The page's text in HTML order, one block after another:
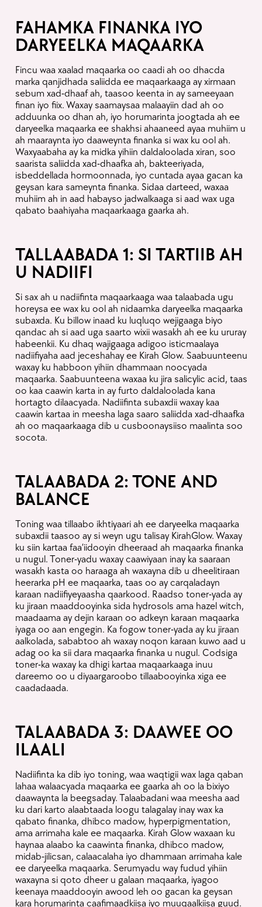
Home Skincare Products Hair Salon
Wholesale
FAHAMKA FINANKA IYO
DARYEELKA MAQAARKA
Fincu waa xaalad maqaarka oo caadi ah oo dhacda
marka qanjidhada saliidda ee maqaarkaaga ay xirmaan
sebum xad-dhaaf ah, taasoo keenta in ay sameeyaan
finan iyo fiix. Waxay saamaysaa malaayiin dad ah oo
adduunka oo dhan ah, iyo horumarinta joogtada ah ee
daryeelka maqaarka ee shakhsi ahaaneed ayaa muhiim u
ah maaraynta iyo daaweynta finanka si wax ku ool ah.
Waxyaabaha ay ka midka yihiin daldaloolada xiran, soo
saarista saliidda xad-dhaafka ah, bakteeriyada,
isbeddellada hormoonnada, iyo cuntada ayaa gacan ka
geysan kara sameynta finanka. Sidaa darteed, waxaa
muhiim ah in aad habayso jadwalkaaga si aad wax uga
qabato baahiyaha maqaarkaaga gaarka ah.
TALLAABADA 1: SI TARTIIB AH
U NADIIFI
Si sax ah u nadiifinta maqaarkaaga waa talaabada ugu
horeysa ee wax ku ool ah nidaamka daryeelka maqaarka
subaxda. Ku billow inaad ku luqluqo wejigaaga biyo
qandac ah si aad uga saarto wixii wasakh ah ee ku ururay
habeenkii. Ku dhaq wajigaaga adigoo isticmaalaya
nadiifiyaha aad jeceshahay ee Kirah Glow. Saabuunteenu
waxay ku habboon yihiin dhammaan noocyada
maqaarka. Saabuunteena waxaa ku jira salicylic acid, taas
oo kaa caawin karta in ay furto daldaloolada kana
hortagto dilaacyada. Nadiifinta subaxdii waxay kaa
caawin kartaa in meesha laga saaro saliidda xad-dhaafka
ah oo maqaarkaaga dib u cusboonaysiiso maalinta soo
socota.
TALAABADA 2: TONE AND
BALANCE
Toning waa tillaabo ikhtiyaari ah ee daryeelka maqaarka
subaxdii taasoo ay si weyn ugu talisay KirahGlow. Waxay
ku siin kartaa faa’iidooyin dheeraad ah maqaarka finanka
u nugul. Toner-yadu waxay caawiyaan inay ka saaraan
wasakh kasta oo haraaga ah waxayna dib u dheelitiraan
heerarka pH ee maqaarka, taas oo ay carqaladayn
karaan nadiifiyeyaasha qaarkood. Raadso toner-yada ay
ku jiraan maaddooyinka sida hydrosols ama hazel witch,
maadaama ay dejin karaan oo adkeyn karaan maqaarka
iyaga oo aan engegin. Ka fogow toner-yada ay ku jiraan
aalkolada, sababtoo ah waxay noqon karaan kuwo aad u
adag oo ka sii dara maqaarka finanka u nugul. Codsiga
toner-ka waxay ka dhigi kartaa maqaarkaaga inuu
dareemo oo u diyaargaroobo tillaabooyinka xiga ee
caadadaada.
TALAABADA 3: DAAWEE OO
ILAALI
Nadiifinta ka dib iyo toning, waa waqtigii wax laga qaban
lahaa walaacyada maqaarka ee gaarka ah oo la bixiyo
daawaynta la beegsaday. Talaabadani waa meesha aad
ku dari karto alaabtaada loogu talagalay inay wax ka
qabato finanka, dhibco madow, hyperpigmentation,
ama arrimaha kale ee maqaarka. Kirah Glow waxaan ku
haynaa alaabo ka caawinta finanka, dhibco madow,
midab-jilicsan, calaacalaha iyo dhammaan arrimaha kale
ee daryeelka maqaarka. Serumyadu way fudud yihiin
waxayna si qoto dheer u galaan maqaarka, iyagoo
keenaya maaddooyin awood leh oo gacan ka geysan
kara horumarinta caafimaadkiisa iyo muuqaalkiisa guud.